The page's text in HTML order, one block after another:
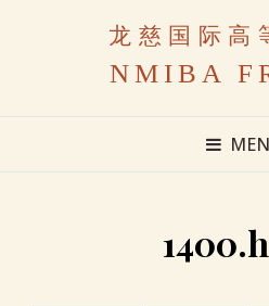
龙慈国际高
NMIBA